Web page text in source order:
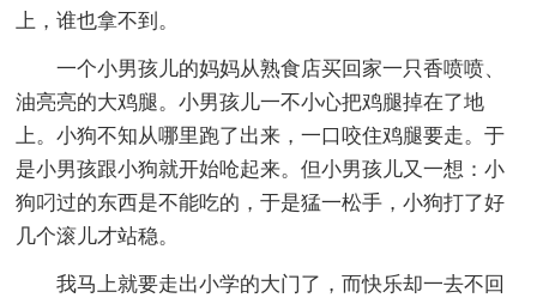
上，谁也拿不到。
一个小男孩儿的妈妈从熟食店买回家一只香喷喷、
油亮亮的大鸡腿。小男孩儿一不小心把鸡腿掉在了地
上。小狗不知从哪里跑了出来，一口咬住鸡腿要走。于
是小男孩跟小狗就开始呛起来。但小男孩儿又一想：小
狗叼过的东西是不能吃的，于是猛一松手，小狗打了好
几个滚儿才站稳。
我马上就要走出小学的大门了，而快乐却一去不回